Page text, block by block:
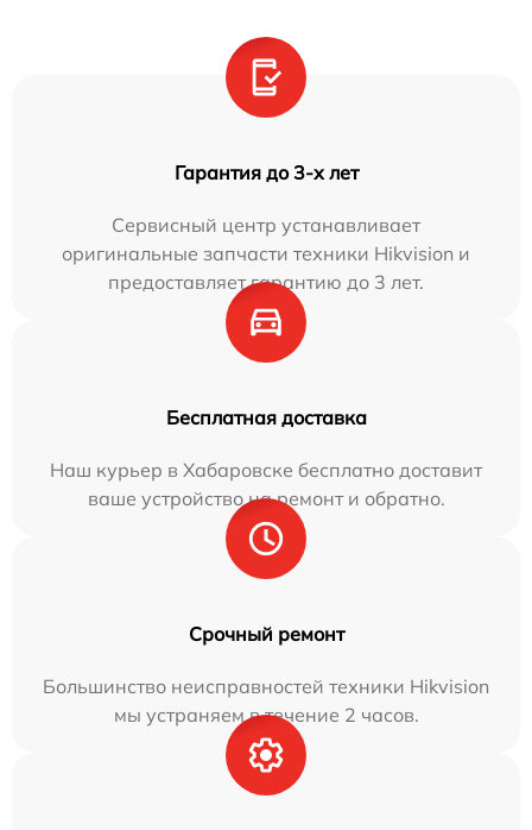
Гарантия до 3-х лет
Сервисный центр устанавливает
оригинальные запчасти техники Hikvision и
предоставляет гарантию до 3 лет.
Бесплатная доставка
Наш курьер в Хабаровске бесплатно доставит
ваше устройство на ремонт и обратно.
Срочный ремонт
Большинство неисправностей техники Hikvision
мы устраняем в течение 2 часов.